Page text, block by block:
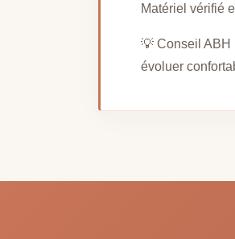
Matériel vérifié
💡 Conseil ABH
évoluer